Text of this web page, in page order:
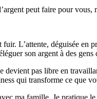
peut faire pour
L’attente, déguisée en
son argent à des
devient pas libre en
qui transforme ce que
ma famille. Je pratique